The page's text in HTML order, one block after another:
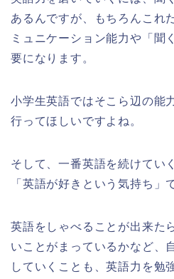
あるんですが、もちろんこれ
ミュニケーション能力や「聞
要になります。
小学生英語ではそこら辺の能
行ってほしいですよね。
そして、一番英語を続けてい
「英語が好きという気持ち」
英語をしゃべることが出来た
いことがまっているかなど、
していくことも、英語力を勉